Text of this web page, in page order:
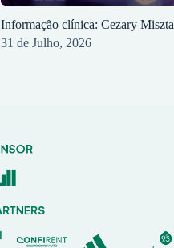
Informação clínica: Cezary Miszta
31 de Julho, 2026